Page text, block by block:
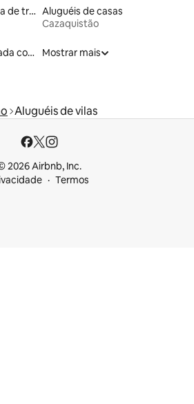
Aluguel por temporada de trailers Aluguéis de casas
Cazaquistão
Locações por temporada com piscina
Mostrar mais
Aluguéis de vilas
2026 Airbnb, Inc.
Termos